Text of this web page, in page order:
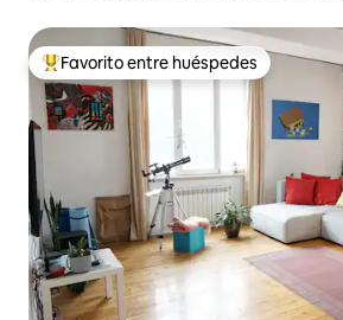
Favorito entre huéspedes preferido
Favorito entre huéspedes